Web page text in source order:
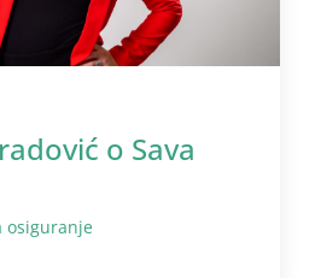
o Sava
osiguranje